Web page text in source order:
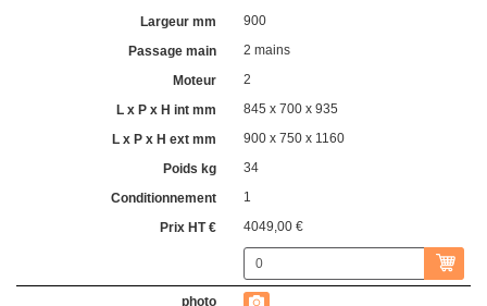
900
2 mains
2
845 x 700 x 935
900 x 750 x 1160
34
1
4049,00 €